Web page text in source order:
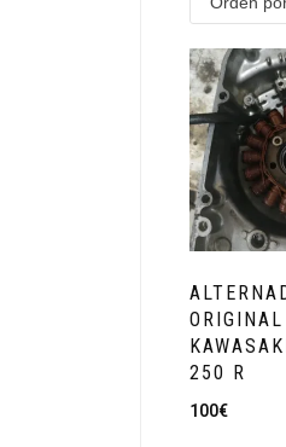
ORIGINAL
250 R
100€